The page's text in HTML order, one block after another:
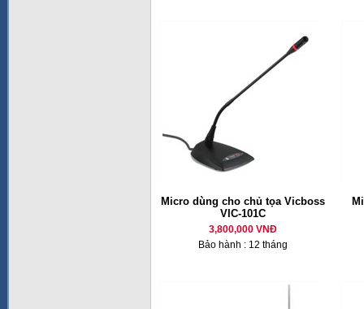
Micro dùng cho chủ tọa Vicboss
VIC-101C
3,800,000 VNĐ
Bảo hành : 12 tháng